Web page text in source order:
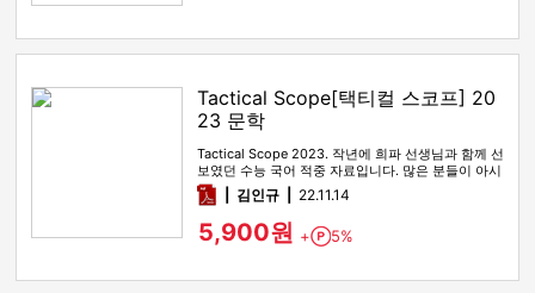
Tactical Scope[택티컬 스코프] 20
23 문학
Tactical Scope 2023. 작년에 희파 선생님과 함께 선
보였던 수능 국어 적중 자료입니다. 많은 분들이 아시
다시피…
pdf김인규 22.11.14
5,900원 + Point
5%